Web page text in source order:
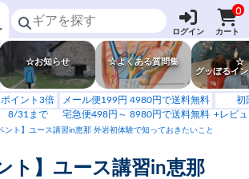
ログイン
0
カート
☆お知らせ ☆よくある質問集
☆
グッぼるイ
ポイント3倍
8/31まで
メール便199円 4980円で送料無料
宅急便498円～ 8980円で送料無料
初
+レビ
ント】ユース講習in恵那 外岩初体験で知っておきたいこと
ト】ユース講習in恵那